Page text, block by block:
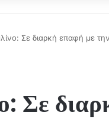
Σε διαρκή επαφή με
Σε